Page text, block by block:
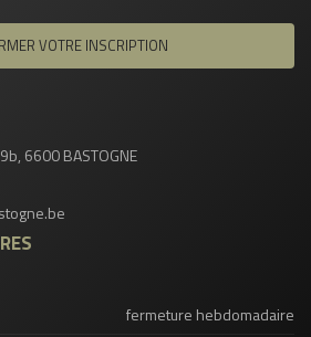
6600 BASTOGNE
fermeture hebdomadaire